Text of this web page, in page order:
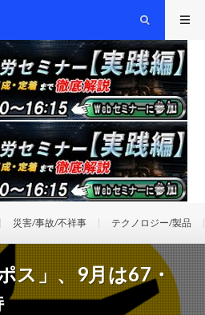
災害/事故/不祥事 テクノロジー/製品
ス」、9月は67・